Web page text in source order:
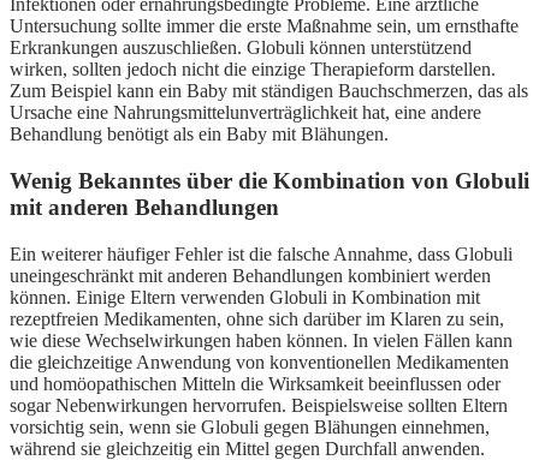
Infektionen oder ernährungsbedingte Probleme. Eine ärztliche
Untersuchung sollte immer die erste Maßnahme sein, um ernsthafte
Erkrankungen auszuschließen. Globuli können unterstützend
wirken, sollten jedoch nicht die einzige Therapieform darstellen.
Zum Beispiel kann ein Baby mit ständigen Bauchschmerzen, das als
Ursache eine Nahrungsmittelunverträglichkeit hat, eine andere
Behandlung benötigt als ein Baby mit Blähungen.
Wenig Bekanntes über die Kombination von Globuli
mit anderen Behandlungen
Ein weiterer häufiger Fehler ist die falsche Annahme, dass Globuli
uneingeschränkt mit anderen Behandlungen kombiniert werden
können. Einige Eltern verwenden Globuli in Kombination mit
rezeptfreien Medikamenten, ohne sich darüber im Klaren zu sein,
wie diese Wechselwirkungen haben können. In vielen Fällen kann
die gleichzeitige Anwendung von konventionellen Medikamenten
und homöopathischen Mitteln die Wirksamkeit beeinflussen oder
sogar Nebenwirkungen hervorrufen. Beispielsweise sollten Eltern
vorsichtig sein, wenn sie Globuli gegen Blähungen einnehmen,
während sie gleichzeitig ein Mittel gegen Durchfall anwenden.